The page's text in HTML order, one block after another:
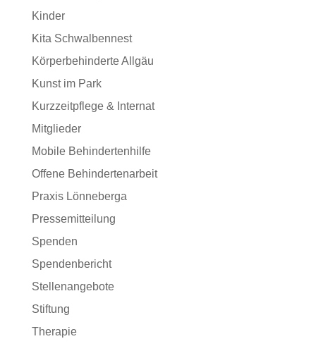
Kinder
Kita Schwalbennest
Körperbehinderte Allgäu
Kunst im Park
Kurzzeitpflege & Internat
Mitglieder
Mobile Behindertenhilfe
Offene Behindertenarbeit
Praxis Lönneberga
Pressemitteilung
Spenden
Spendenbericht
Stellenangebote
Stiftung
Therapie